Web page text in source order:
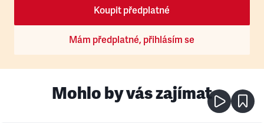
Koupit předplatné
Mám předplatné, přihlásím se
Mohlo by vás zajímat